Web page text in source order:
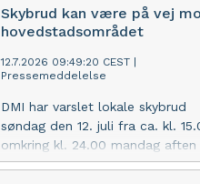
ekstra opmærksomhed, da veje
blive oversvømmet og
med spildevand og undgå at
Skybrud kan være på vej
hovedstadsområdet
12.7.2026 09:49:20 CEST
Pressemeddelelse
DMI har varslet lokale skybrud
søndag den 12. juli fra ca. kl.
omkring kl. 24.00 mandag aften
hovedstadsområdet. HOFOR,